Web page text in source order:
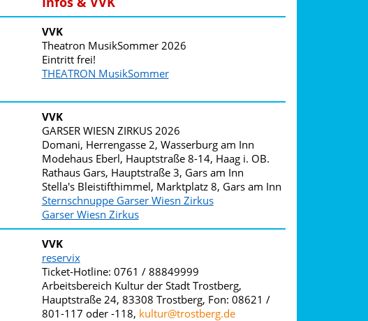
VVK
Theatron MusikSommer 2026
Eintritt frei!
THEATRON MusikSommer
VVK
GARSER WIESN ZIRKUS 2026
Domani, Herrengasse 2, Wasserburg am Inn
Modehaus Eberl, Hauptstraße 8-14, Haag i. OB.
Rathaus Gars, Hauptstraße 3, Gars am Inn
Stella's Bleistifthimmel, Marktplatz 8, Gars am Inn
Sternschnuppe Garser Wiesn Zirkus
Garser Wiesn Zirkus
VVK
reservix
Ticket-Hotline: 0761 / 88849999
Arbeitsbereich Kultur der Stadt Trostberg,
Hauptstraße 24, 83308 Trostberg, Fon: 08621 /
801-117 oder -118, kultur@trostberg.de